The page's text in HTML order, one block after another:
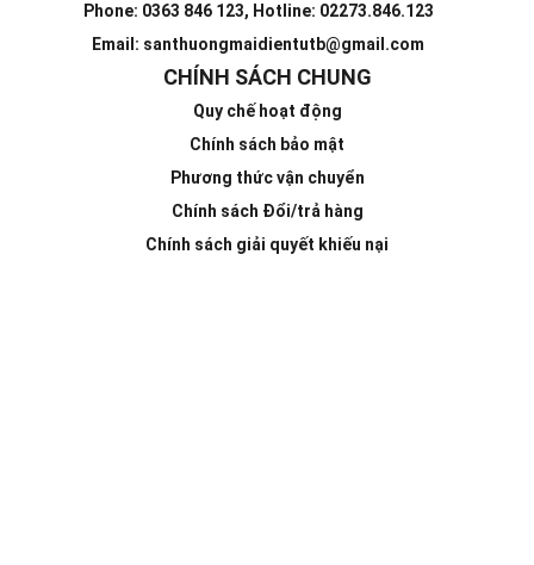
Phone: 0363 846 123, Hotline: 02273.846.123
Email: santhuongmaidientutb@gmail.com
CHÍNH SÁCH CHUNG
Quy chế hoạt động
Chính sách bảo mật
Phương thức vận chuyển
Chính sách Đổi/trả hàng
Chính sách giải quyết khiếu nại